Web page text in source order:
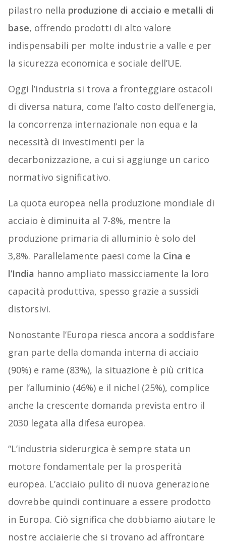
pilastro nella produzione di acciaio e metalli di
base, offrendo prodotti di alto valore
indispensabili per molte industrie a valle e per
la sicurezza economica e sociale dell’UE.
Oggi l’industria si trova a fronteggiare ostacoli
di diversa natura, come l’alto costo dell’energia,
la concorrenza internazionale non equa e la
necessità di investimenti per la
decarbonizzazione, a cui si aggiunge un carico
normativo significativo.
La quota europea nella produzione mondiale di
acciaio è diminuita al 7-8%, mentre la
produzione primaria di alluminio è solo del
3,8%. Parallelamente paesi come la Cina e
l’India hanno ampliato massicciamente la loro
capacità produttiva, spesso grazie a sussidi
distorsivi.
Nonostante l’Europa riesca ancora a soddisfare
gran parte della domanda interna di acciaio
(90%) e rame (83%), la situazione è più critica
per l’alluminio (46%) e il nichel (25%), complice
anche la crescente domanda prevista entro il
2030 legata alla difesa europea.
“L’industria siderurgica è sempre stata un
motore fondamentale per la prosperità
europea. L’acciaio pulito di nuova generazione
dovrebbe quindi continuare a essere prodotto
in Europa. Ciò significa che dobbiamo aiutare le
nostre acciaierie che si trovano ad affrontare